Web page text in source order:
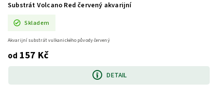
Substrát Volcano Red červený akvarijní
Skladem
od 157 Kč
DETAIL
Akvarijní substrát vulkanického původy červený